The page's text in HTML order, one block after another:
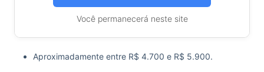
Você permanecerá neste site
Aproximadamente entre R$ 4.700 e R$ 5.900.